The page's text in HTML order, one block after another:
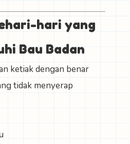
hari yang
Bau Badan
ketiak dengan benar
tidak menyerap